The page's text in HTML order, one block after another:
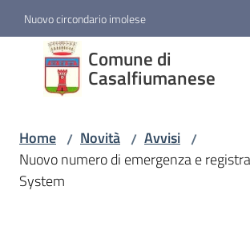
Vai al contenuto
Vai alla navigazione
Vai al footer
Nuovo circondario imolese
Comune di
Casalfiumanese
Comune di
Casalfiumanese
Amministrazione
Novità
Home / Novità / Avvisi /
Nuovo numero di emergenza e
System